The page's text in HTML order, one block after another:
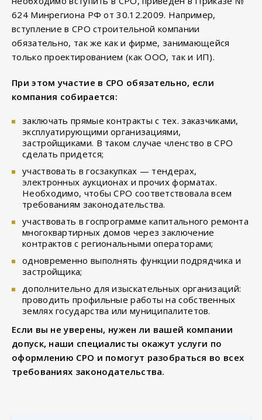
624 Минрегиона РФ от 30.12.2009. Например,
вступление в СРО строительной компании
обязательно, так же как и фирме, занимающейся
только проектированием (как ООО, так и ИП).
При этом участие в СРО обязательно, если
компания собирается:
заключать прямые контракты с тех. заказчиками,
эксплуатирующими организациями,
застройщиками. В таком случае членство в СРО
сделать придется;
участвовать в госзакупках — тендерах,
электронных аукционах и прочих форматах.
Необходимо, чтобы СРО соответствовала всем
требованиям законодательства.
участвовать в госпрограмме капитального ремонта
многоквартирных домов через заключение
контрактов с региональными операторами;
одновременно выполнять функции подрядчика и
застройщика;
дополнительно для изыскательных организаций:
проводить профильные работы на собственных
землях государства или муниципалитетов.
Если вы не уверены, нужен ли вашей компании
допуск, наши специалисты окажут услуги по
оформлению СРО и помогут разобраться во всех
требованиях законодательства.